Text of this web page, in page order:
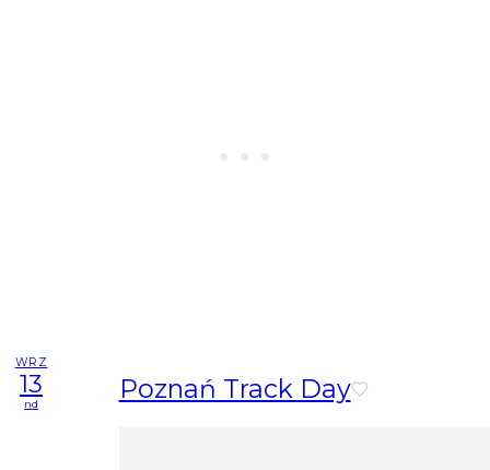
WRZ
13
nd Poznań Track Day